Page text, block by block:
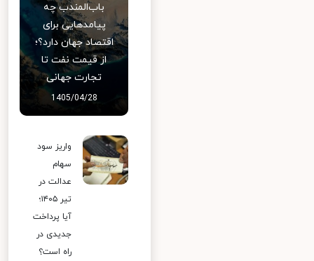
باب‌المندب چه
پیامدهایی برای
اقتصاد جهان دارد؟؛
از قیمت نفت تا
تجارت جهانی
1405/04/28
واریز سود
سهام
عدالت در
تیر ۱۴۰۵؛
آیا پرداخت
جدیدی در
راه است؟